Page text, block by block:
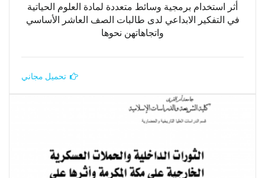
أثر استخدام برمجية وسائط متعددة لمادة العلوم الحياتية
في التفكير الابداعي لدى طالبات الصف العاشر الأساسي
واتجاهاتهن نحوها
تحميل مجاني